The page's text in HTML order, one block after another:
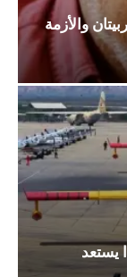
والأزمة
هكذا يستعد